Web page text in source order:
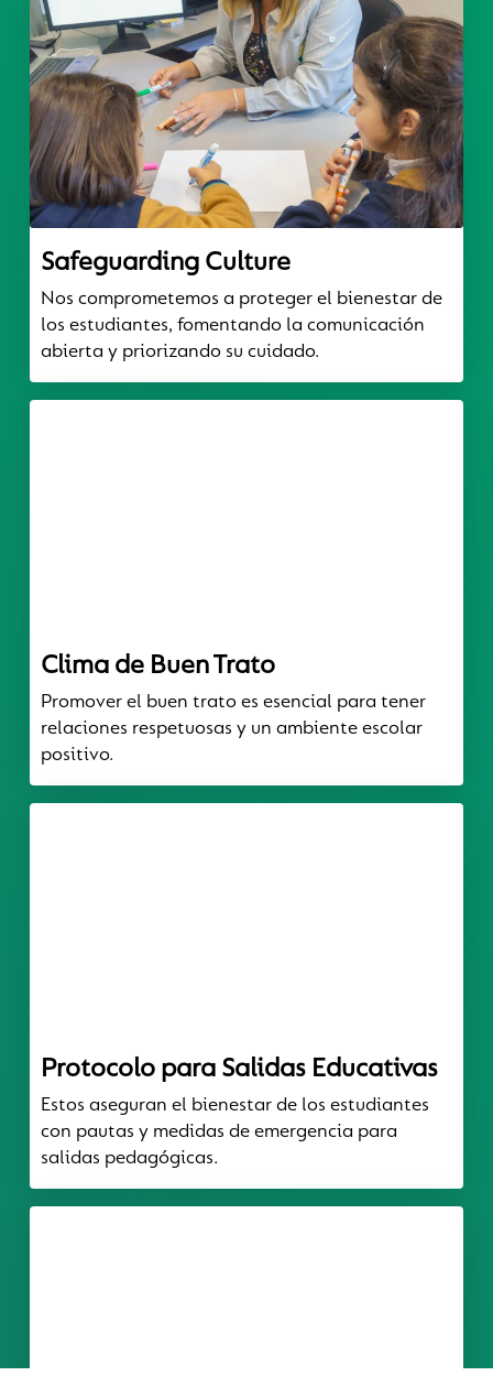
Safeguarding Culture
Nos comprometemos a proteger el bienestar de
los estudiantes, fomentando la comunicación
abierta y priorizando su cuidado.
Clima de Buen Trato
Promover el buen trato es esencial para tener
relaciones respetuosas y un ambiente escolar
positivo.
Protocolo para Salidas Educativas
Estos aseguran el bienestar de los estudiantes
con pautas y medidas de emergencia para
salidas pedagógicas.